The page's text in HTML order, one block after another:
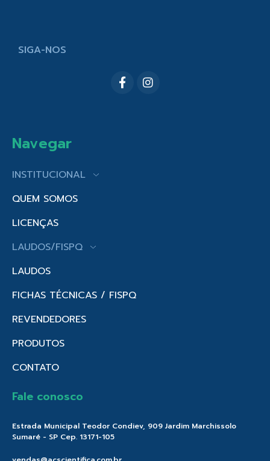
SIGA-NOS
Navegar
INSTITUCIONAL
QUEM SOMOS
LICENÇAS
LAUDOS/FISPQ
LAUDOS
FICHAS TÉCNICAS / FISPQ
REVENDEDORES
PRODUTOS
CONTATO
Fale conosco
Estrada Municipal Teodor Condiev, 909 Jardim Marchissolo
Sumaré - SP Cep. 13171-105